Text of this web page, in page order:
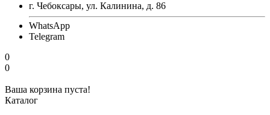
г. Чебоксары, ул. Калинина, д. 86
WhatsApp
Telegram
0
0
Ваша корзина пуста!
Каталог